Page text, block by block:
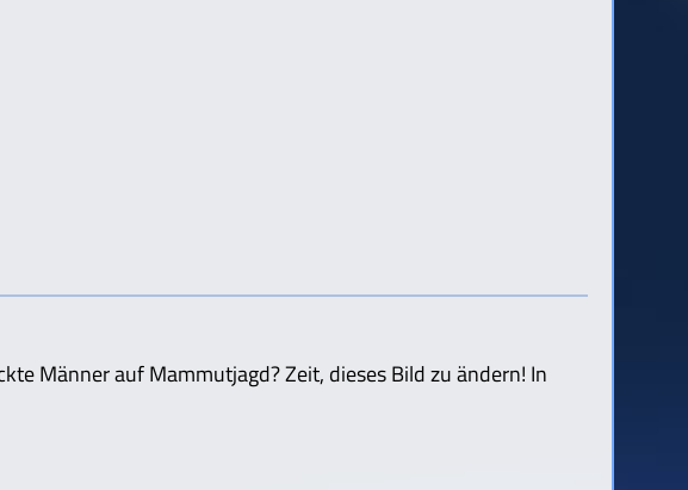
Männer auf Mammutjagd? Zeit, dieses Bild zu ändern! In